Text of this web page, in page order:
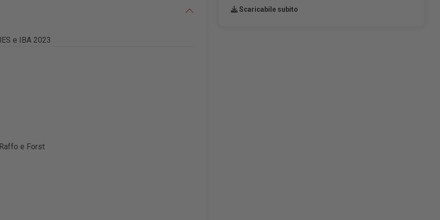
e IBA 2023
e Forst
Scaricabile subito